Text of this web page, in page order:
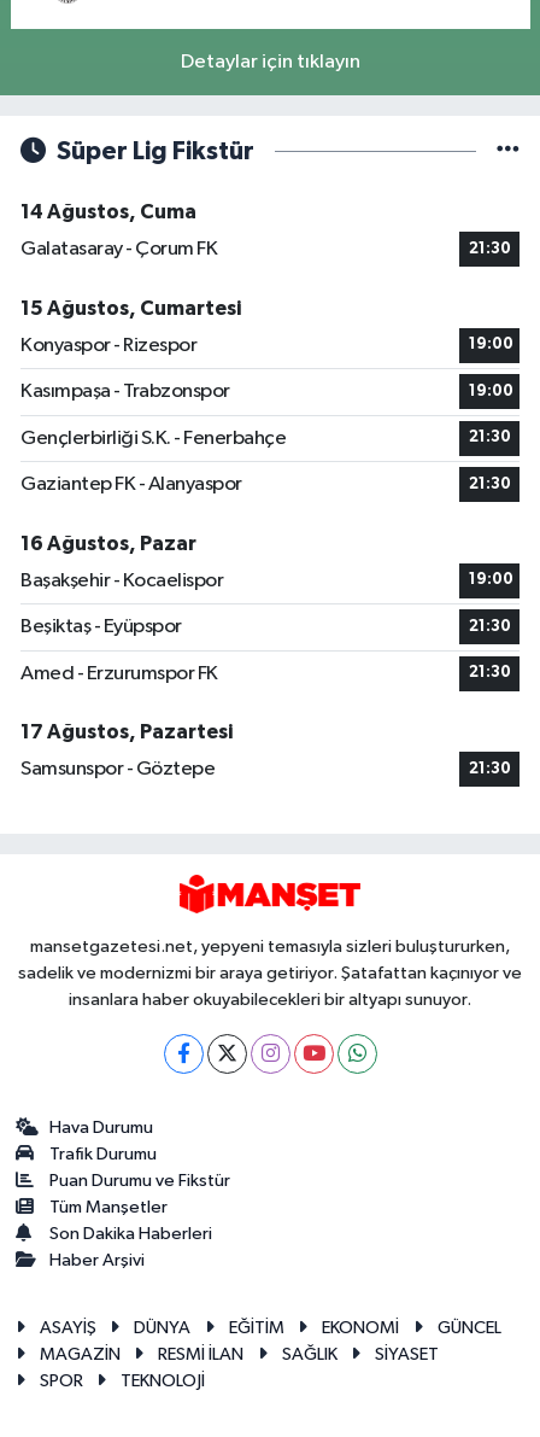
Detaylar için tıklayın
Süper Lig Fikstür
14 Ağustos, Cuma
Galatasaray - Çorum FK
21:30
15 Ağustos, Cumartesi
Konyaspor - Rizespor
19:00
Kasımpaşa - Trabzonspor 19:00
Gençlerbirliği S.K. - Fenerbahçe 21:30
Gaziantep FK - Alanyaspor 21:30
16 Ağustos, Pazar
Başakşehir - Kocaelispor
19:00
Beşiktaş - Eyüpspor 21:30
Amed - Erzurumspor FK 21:30
17 Ağustos, Pazartesi
Samsunspor - Göztepe
21:30
mansetgazetesi.net, yepyeni temasıyla sizleri buluştururken,
sadelik ve modernizmi bir araya getiriyor. Şatafattan kaçınıyor ve
insanlara haber okuyabilecekleri bir altyapı sunuyor.
Hava Durumu
Trafik Durumu
Puan Durumu ve Fikstür
Tüm Manşetler
Son Dakika Haberleri
Haber Arşivi
ASAYİŞ DÜNYA EĞİTİM EKONOMİ
GÜNCEL
MAGAZİN
RESMİ İLAN SAĞLIK
SİYASET
SPOR
TEKNOLOJİ